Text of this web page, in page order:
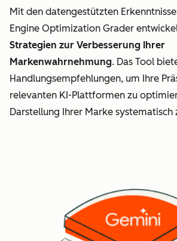
Mit den datengestützten
Engine Optimization Grader
Strategien zur Verbesserung Ihrer
Markenwahrnehmung. Das Tool
Handlungsempfehlungen, um Ihre
relevanten KI-Plattformen zu
Darstellung Ihrer Marke systematisch